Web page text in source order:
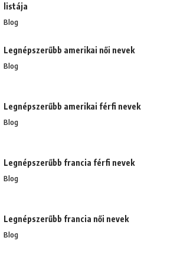
listája
Blog
Legnépszerűbb amerikai női nevek
Blog
Legnépszerűbb amerikai férfi nevek
Blog
Legnépszerűbb francia férfi nevek
Blog
Legnépszerűbb francia női nevek
Blog